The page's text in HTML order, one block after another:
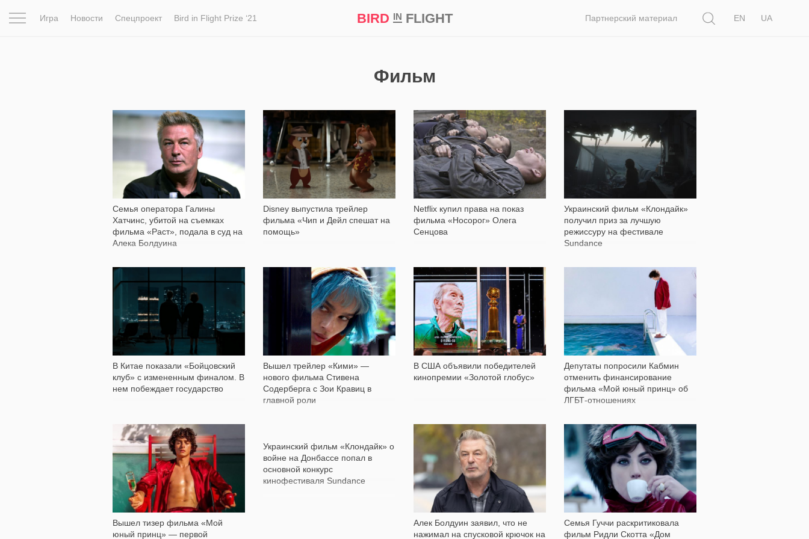
Игра Новости Спецпроект Bird in Flight Prize ‘21 BIRD INFLIGHT Партнерский материал
EN
UA
Фильм
Семья оператора Галины
Хатчинс, убитой на съемках
фильма «Раст», подала в суд на
Алека Болдуина
11 867
Disney выпустила трейлер
фильма «Чип и Дейл спешат на
помощь»
8 963
Netflix купил права на показ
фильма «Носорог» Олега
Сенцова
7 131
Украинский фильм «Клондайк»
получил приз за лучшую
режиссуру на фестивале
Sundance
В Китае показали «Бойцовский
клуб» с измененным финалом. В
нем побеждает государство
9 067
Вышел трейлер «Кими» —
нового фильма Стивена
Содерберга с Зои Кравиц в
главной роли
В США объявили победителей
кинопремии «Золотой глобус»
1 276
Депутаты попросили Кабмин
отменить финансирование
фильма «Мой юный принц» об
ЛГБТ-отношениях
Вышел тизер фильма «Мой
юный принц» — первой
11 227
Украинский фильм «Клондайк» о
войне на Донбассе попал в
основной конкурс
кинофестиваля Sundance
Алек Болдуин заявил, что не
нажимал на спусковой крючок на
2 965
Семья Гуччи раскритиковала
фильм Ридли Скотта «Дом
3 863